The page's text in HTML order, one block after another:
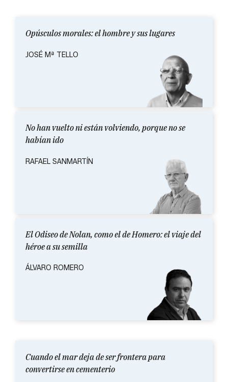
Opúsculos morales: el hombre y sus lugares
JOSÉ Mª TELLO
No han vuelto ni están volviendo, porque no se
habían ido
RAFAEL SANMARTÍN
El Odiseo de Nolan, como el de Homero: el viaje del
héroe a su semilla
ÁLVARO ROMERO
Cuando el mar deja de ser frontera para
convertirse en cementerio